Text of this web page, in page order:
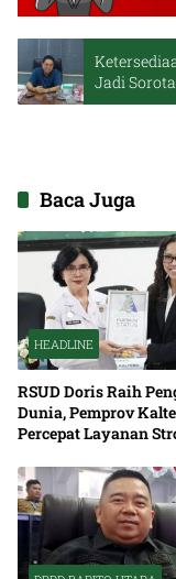
Jadi
Baca Juga
HEADLINE
RSUD Doris Raih
Dunia, Pemprov
Percepat Layanan